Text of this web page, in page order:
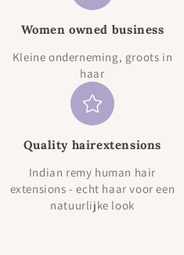
Women owned business
Kleine onderneming, groots in
haar
Quality hairextensions
Indian remy human hair
extensions - echt haar voor een
natuurlijke look